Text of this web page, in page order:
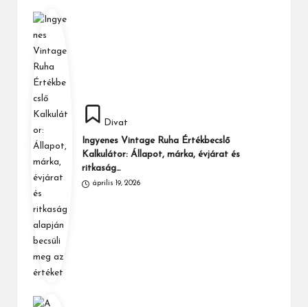
Posted
in
Divat
Ingyenes Vintage Ruha Értékbecslő
Kalkulátor: Állapot, márka, évjárat és
ritkaság…
április 19, 2026